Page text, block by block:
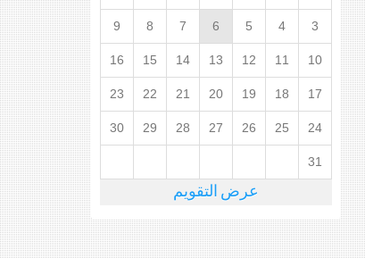
3
4
5
6
7
8
9
10
11
12
13
14
15
16
17
18
19
20
21
22
23
24
25
26
27
28
29
30
31
عرض التقويم